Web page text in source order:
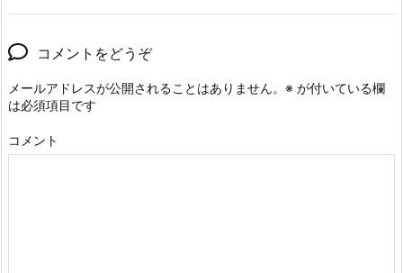
コメントをどうぞ
メールアドレスが公開されることはありません。 ※ が付いている欄
は必須項目です
コメント